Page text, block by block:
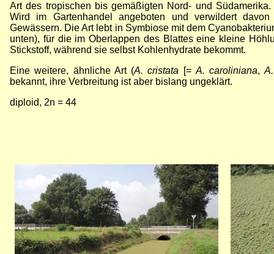
Art des tropischen bis gemäßigten Nord- und
Wird im Gartenhandel angeboten und verwildert
Gewässern. Die Art lebt in Symbiose mit dem
unten), für die im Oberlappen des Blattes eine kleine
Stickstoff, während sie selbst Kohlenhydrate bekommt.
Eine weitere, ähnliche Art (A. cristata [= A. caroliniana,
bekannt, ihre Verbreitung ist aber bislang ungeklärt.
diploid, 2n = 44
Bild